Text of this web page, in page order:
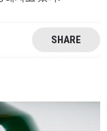
SHARE